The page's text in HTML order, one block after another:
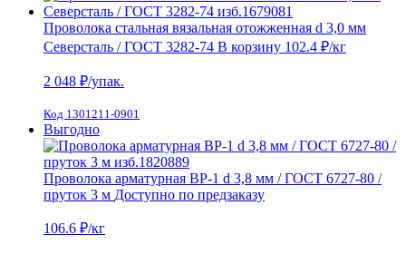
Проволока стальная вязальная отожженная d 3,0 мм
Северсталь / ГОСТ 3282-74 В корзину 102.4 ₽/кг
2 048 ₽/упак.
Код 1301211-0901
Выгодно
Проволока арматурная ВР-1 d 3,8 мм / ГОСТ 6727-80 /
пруток 3 м Доступно по предзаказу
106.6 ₽/кг